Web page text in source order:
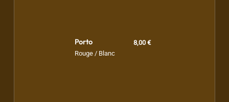
Porto
Rouge / Blanc
8,00 €